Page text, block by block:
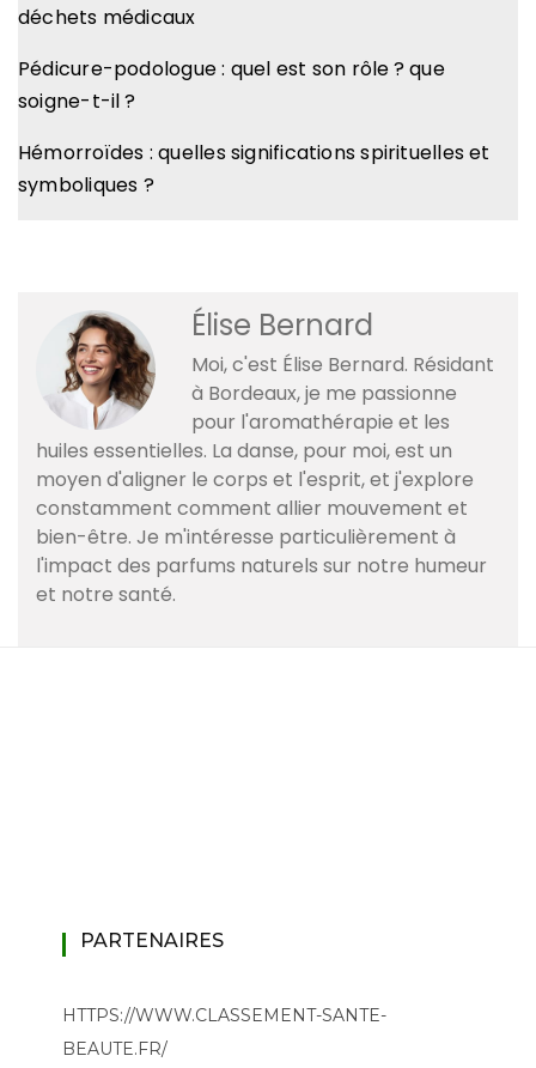
déchets médicaux
Pédicure-podologue : quel est son rôle ? que
soigne-t-il ?
Hémorroïdes : quelles significations spirituelles et
symboliques ?
Élise Bernard
Moi, c'est Élise Bernard. Résidant
à Bordeaux, je me passionne
pour l'aromathérapie et les
huiles essentielles. La danse, pour moi, est un
moyen d'aligner le corps et l'esprit, et j'explore
constamment comment allier mouvement et
bien-être. Je m'intéresse particulièrement à
l'impact des parfums naturels sur notre humeur
et notre santé.
PARTENAIRES
HTTPS://WWW.CLASSEMENT-SANTE-
BEAUTE.FR/